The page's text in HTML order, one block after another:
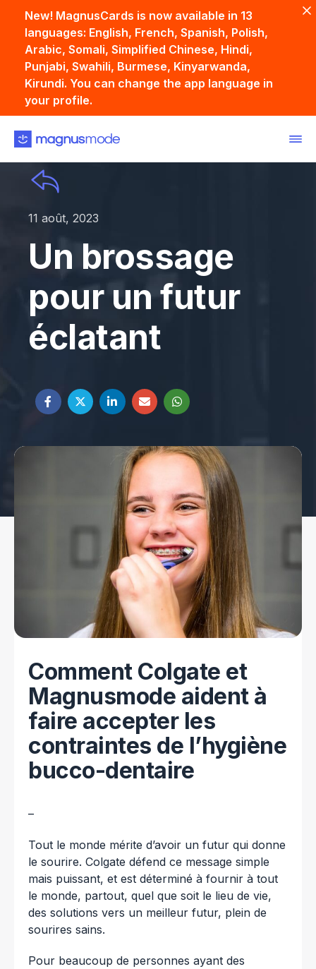
New! MagnusCards is now available in 13
languages: English, French, Spanish, Polish,
Arabic, Somali, Simplified Chinese, Hindi,
Punjabi, Swahili, Burmese, Kinyarwanda,
Kirundi. You can change the app language in
your profile.
11 août, 2023
Un brossage
pour un futur
éclatant
Comment Colgate et
Magnusmode aident à
faire accepter les
contraintes de l’hygiène
bucco-dentaire
–
Tout le monde mérite d’avoir un futur qui donne
le sourire. Colgate défend ce message simple
mais puissant, et est déterminé à fournir à tout
le monde, partout, quel que soit le lieu de vie,
des solutions vers un meilleur futur, plein de
sourires sains.
Pour beaucoup de personnes ayant des